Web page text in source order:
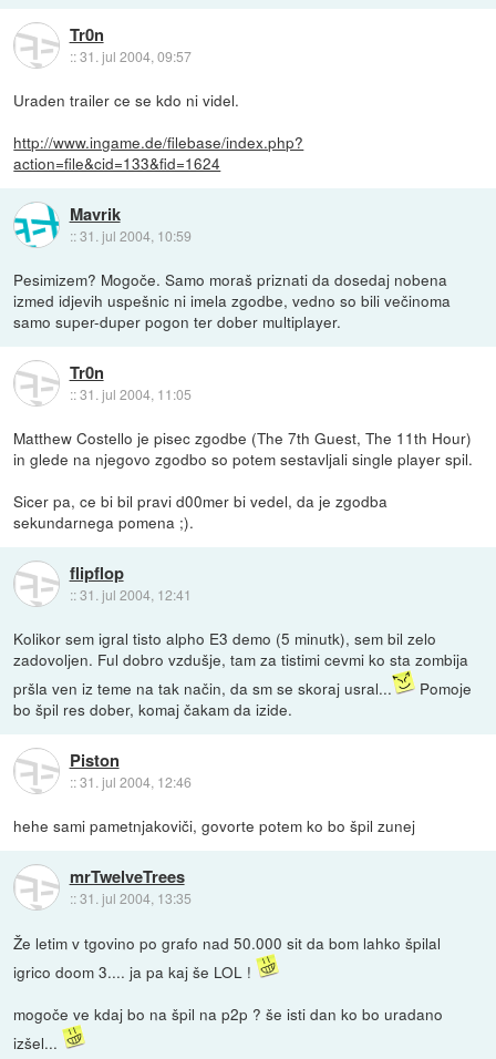
Tr0n
::31. jul 2004, 09:57
Uraden trailer ce se kdo ni videl.
http://www.ingame.de/filebase/index.php?
action=file&cid=133&fid=1624
Mavrik
::31. jul 2004, 10:59
Pesimizem? Mogoče. Samo moraš priznati da dosedaj nobena
izmed idjevih uspešnic ni imela zgodbe, vedno so bili večinoma
samo super-duper pogon ter dober multiplayer.
Tr0n
::31. jul 2004, 11:05
Matthew Costello je pisec zgodbe (The 7th Guest, The 11th Hour)
in glede na njegovo zgodbo so potem sestavljali single player spil.
Sicer pa, ce bi bil pravi d00mer bi vedel, da je zgodba
sekundarnega pomena ;).
flipflop
::31. jul 2004, 12:41
Kolikor sem igral tisto alpho E3 demo (5 minutk), sem bil zelo
zadovoljen. Ful dobro vzdušje, tam za tistimi cevmi ko sta zombija
pršla ven iz teme na tak način, da sm se skoraj usral...
Pomoje
bo špil res dober, komaj čakam da izide.
Piston
::31. jul 2004, 12:46
hehe sami pametnjakoviči, govorte potem ko bo špil zunej
mrTwelveTrees
::31. jul 2004, 13:35
Že letim v tgovino po grafo nad 50.000 sit da bom lahko špilal
igrico doom 3.... ja pa kaj še LOL !
mogoče ve kdaj bo na špil na p2p ? še isti dan ko bo uradano
izšel...